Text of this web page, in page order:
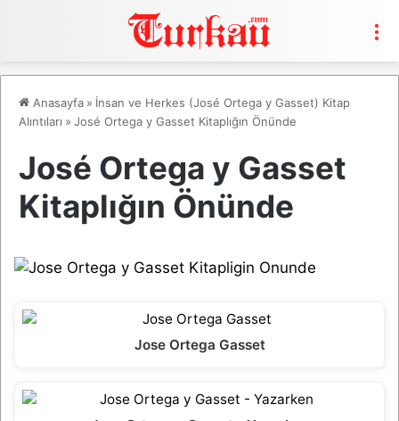
Anasayfa » İnsan ve Herkes (José Ortega y Gasset) Kitap
Alıntıları » José Ortega y Gasset Kitaplığın Önünde
José Ortega y Gasset
Kitaplığın Önünde
Jose Ortega Gasset